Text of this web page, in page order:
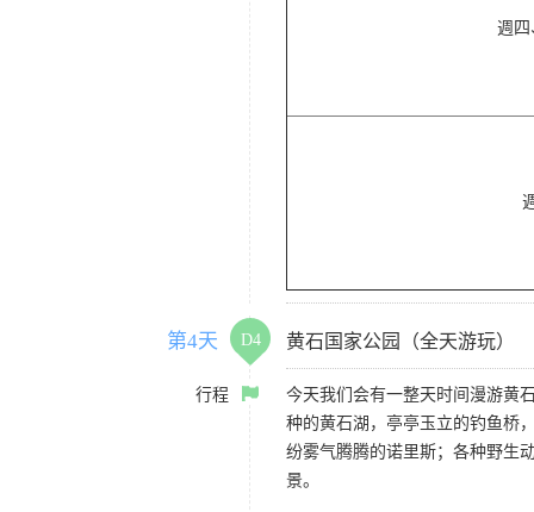
週四
第4天 D4 黄石国家公园（全天游玩）
行程
今天我们会有一整天时间漫游黄
种的黄石湖，亭亭玉立的钓鱼桥
纷雾气腾腾的诺里斯；各种野生
景。